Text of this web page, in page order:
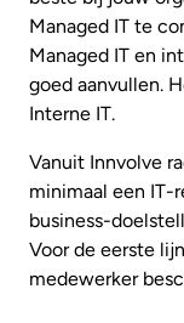
Managed IT te
Managed IT en
goed aanvullen.
Interne IT.
Vanuit Innvolve
minimaal een IT-
business-
Voor de eerste
medewerker